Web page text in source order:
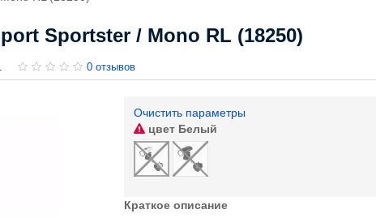
Sportster / Mono RL (18250)
0 отзывов
Очистить параметры
цвет Белый
Краткое описание